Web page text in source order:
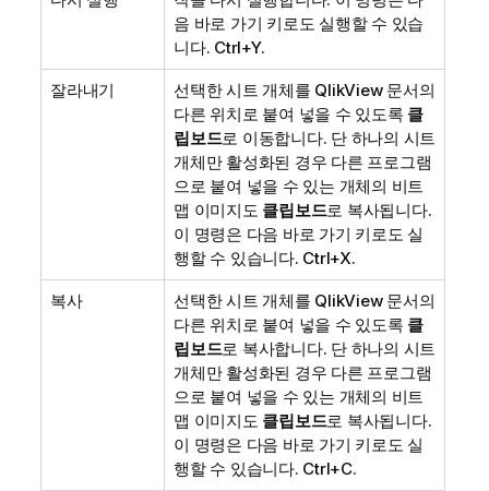
음 바로 가기 키로도 실행할 수 있습
니다. Ctrl+Y.
잘라내기
선택한 시트 개체를 QlikView 문서의
다른 위치로 붙여 넣을 수 있도록 클
립보드로 이동합니다. 단 하나의 시트
개체만 활성화된 경우 다른 프로그램
으로 붙여 넣을 수 있는 개체의 비트
맵 이미지도 클립보드로 복사됩니다.
이 명령은 다음 바로 가기 키로도 실
행할 수 있습니다. Ctrl+X.
복사
선택한 시트 개체를 QlikView 문서의
다른 위치로 붙여 넣을 수 있도록 클
립보드로 복사합니다. 단 하나의 시트
개체만 활성화된 경우 다른 프로그램
으로 붙여 넣을 수 있는 개체의 비트
맵 이미지도 클립보드로 복사됩니다.
이 명령은 다음 바로 가기 키로도 실
행할 수 있습니다. Ctrl+C.